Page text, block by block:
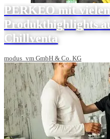
PERKEO mit vielen
Produkthighlights
Chillventa
modus_vm GmbH & Co. KG